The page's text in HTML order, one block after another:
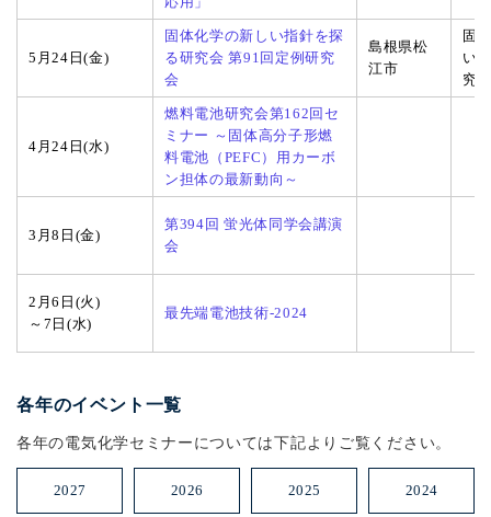
5月24日(金)
固体化学の新しい指針を探
る研究会 第91回定例研究
会
島根県松
江市
固
い
究
4月24日(水)
燃料電池研究会第162回セ
ミナー ～固体高分子形燃
料電池（PEFC）用カーボ
ン担体の最新動向～
3月8日(金)
第394回 蛍光体同学会講演
会
2月6日(火)
～7日(水)
最先端電池技術-2024
各年のイベント一覧
各年の電気化学セミナーについては下記よりご覧ください。
2027 2026 2025 2024